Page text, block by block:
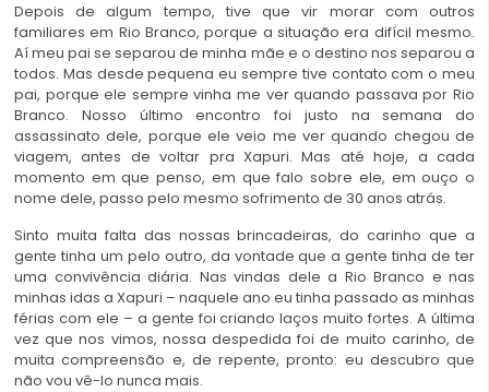
Depois de algum tempo, tive que vir morar com outros
familiares em Rio Branco, porque a situação era difícil mesmo.
Aí meu pai se separou de minha mãe e o destino nos separou a
todos. Mas desde pequena eu sempre tive contato com o meu
pai, porque ele sempre vinha me ver quando passava por Rio
Branco. Nosso último encontro foi justo na semana do
assassinato dele, porque ele veio me ver quando chegou de
viagem, antes de voltar pra Xapuri. Mas até hoje, a cada
momento em que penso, em que falo sobre ele, em ouço o
nome dele, passo pelo mesmo sofrimento de 30 anos atrás.
Sinto muita falta das nossas brincadeiras, do carinho que a
gente tinha um pelo outro, da vontade que a gente tinha de ter
uma convivência diária. Nas vindas dele a Rio Branco e nas
minhas idas a Xapuri – naquele ano eu tinha passado as minhas
férias com ele – a gente foi criando laços muito fortes. A última
vez que nos vimos, nossa despedida foi de muito carinho, de
muita compreensão e, de repente, pronto: eu descubro que
não vou vê-lo nunca mais.